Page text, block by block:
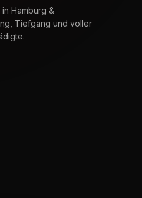
Hamburg &
Tiefgang und voller